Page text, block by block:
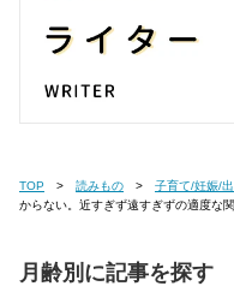
TOP 読みもの 子育て/妊娠/
からない。近すぎず遠すぎずの適度な
月齢別に記事を探す